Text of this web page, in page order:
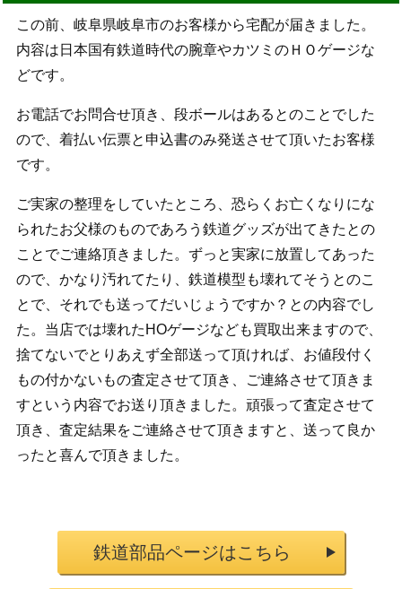
この前、岐阜県岐阜市のお客様から宅配が届きました。
内容は日本国有鉄道時代の腕章やカツミのＨＯゲージな
どです。
お電話でお問合せ頂き、段ボールはあるとのことでした
ので、着払い伝票と申込書のみ発送させて頂いたお客様
です。
ご実家の整理をしていたところ、恐らくお亡くなりにな
られたお父様のものであろう鉄道グッズが出てきたとの
ことでご連絡頂きました。ずっと実家に放置してあった
ので、かなり汚れてたり、鉄道模型も壊れてそうとのこ
とで、それでも送ってだいじょうですか？との内容でし
た。当店では壊れたHOゲージなども買取出来ますので、
捨てないでとりあえず全部送って頂ければ、お値段付く
もの付かないもの査定させて頂き、ご連絡させて頂きま
すという内容でお送り頂きました。頑張って査定させて
頂き、査定結果をご連絡させて頂きますと、送って良か
ったと喜んで頂きました。
鉄道部品ページはこちら